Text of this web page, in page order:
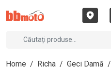
Home / Richa / Geci Damă /